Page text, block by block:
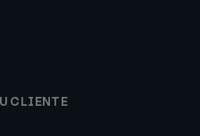
CLIENTE